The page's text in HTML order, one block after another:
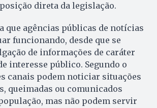
direta da legislação.
que agências públicas de notícias
funcionando, desde que se
de informações de caráter
interesse público. Segundo o
canais podem noticiar situações
queimadas ou comunicados
mas não podem servir